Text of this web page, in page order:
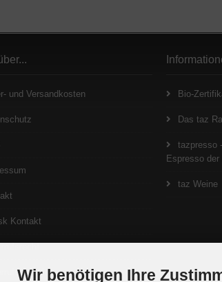
und Versandkosten
Kontakt
Bio-
Das taz
tazpresso
Espresso der
taz Weine
Wir benötigen Ihre